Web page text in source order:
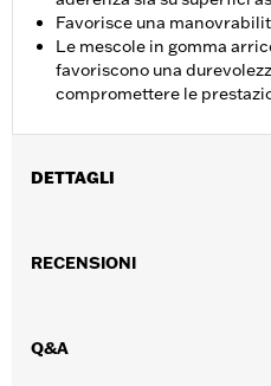
Favorisce una
Le mescole in gomma
favoriscono una
compromettere le
DETTAGLI
‘10-’17.
Contenuto della confezione:
RECENSIONI
Q&A